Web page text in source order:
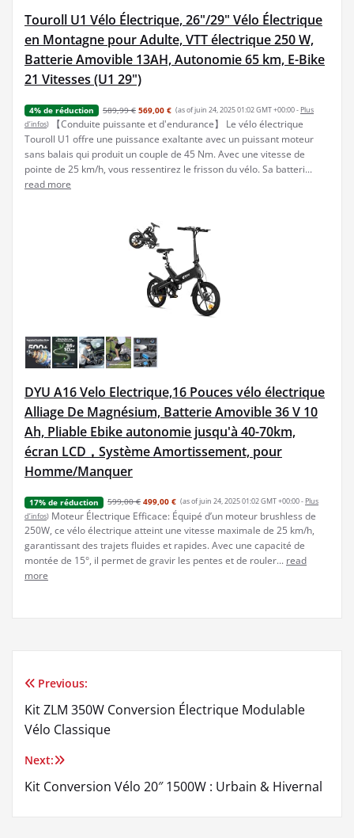
Touroll U1 Vélo Électrique, 26"/29" Vélo Électrique
en Montagne pour Adulte, VTT électrique 250 W,
Batterie Amovible 13AH, Autonomie 65 km, E-Bike
21 Vitesses (U1 29")
4% de réduction 589,99 € 569,00 € (as of juin 24, 2025 01:02 GMT +00:00 - Plus
d’infos)
【Conduite puissante et d'endurance】 Le vélo électrique
Touroll U1 offre une puissance exaltante avec un puissant moteur
sans balais qui produit un couple de 45 Nm. Avec une vitesse de
pointe de 25 km/h, vous ressentirez le frisson du vélo. Sa batteri...
read more
DYU A16 Velo Electrique,16 Pouces vélo électrique
Alliage De Magnésium, Batterie Amovible 36 V 10
Ah, Pliable Ebike autonomie jusqu'à 40-70km,
écran LCD，Système Amortissement, pour
Homme/Manquer
17% de réduction 599,00 € 499,00 € (as of juin 24, 2025 01:02 GMT +00:00 - Plus
d’infos) Moteur Électrique Efficace: Équipé d’un moteur brushless de
250W, ce vélo électrique atteint une vitesse maximale de 25 km/h,
garantissant des trajets fluides et rapides. Avec une capacité de
montée de 15°, il permet de gravir les pentes et de rouler... read
more
Navigation
de
l’article
Previous:
Kit ZLM 350W Conversion Électrique Modulable
Vélo Classique
Next:
Kit Conversion Vélo 20″ 1500W : Urbain & Hivernal